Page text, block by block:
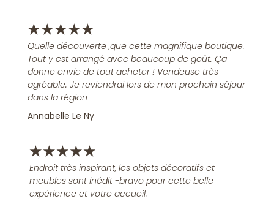
★★★★★
Quelle découverte ,que cette magnifique boutique.
Tout y est arrangé avec beaucoup de goût. Ça
donne envie de tout acheter ! Vendeuse très
agréable. Je reviendrai lors de mon prochain séjour
dans la région
Annabelle Le Ny
★★★★★
Endroit très inspirant, les objets décoratifs et
meubles sont inédit -bravo pour cette belle
expérience et votre accueil.